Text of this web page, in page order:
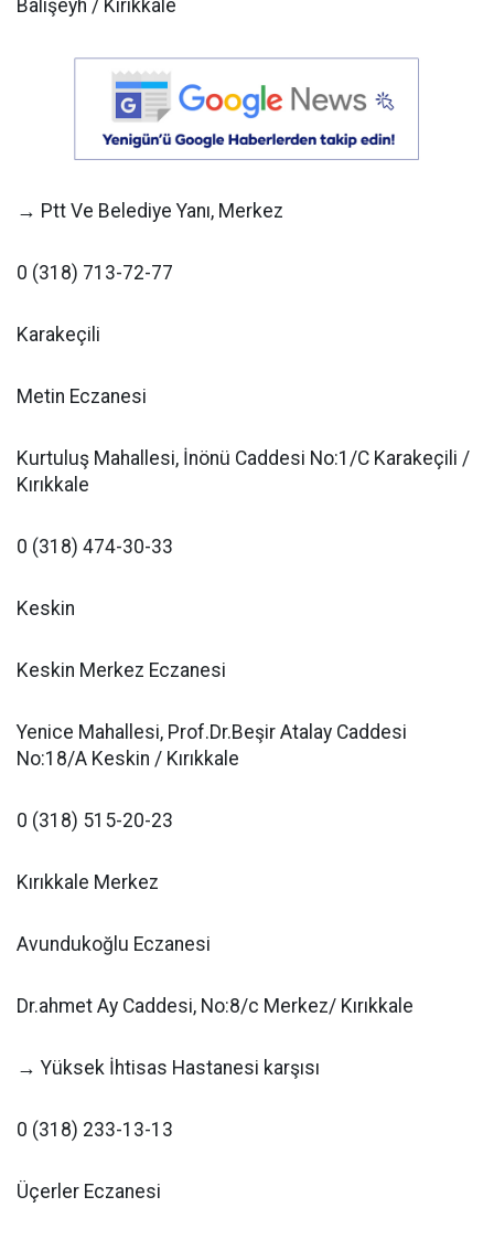
Balışeyh / Kırıkkale
→ Ptt Ve Belediye Yanı, Merkez
0 (318) 713-72-77
Karakeçili
Metin Eczanesi
Kurtuluş Mahallesi, İnönü Caddesi No:1/C Karakeçili /
Kırıkkale
0 (318) 474-30-33
Keskin
Keskin Merkez Eczanesi
Yenice Mahallesi, Prof.Dr.Beşir Atalay Caddesi
No:18/A Keskin / Kırıkkale
0 (318) 515-20-23
Kırıkkale Merkez
Avundukoğlu Eczanesi
Dr.ahmet Ay Caddesi, No:8/c Merkez/ Kırıkkale
→ Yüksek İhtisas Hastanesi karşısı
0 (318) 233-13-13
Üçerler Eczanesi